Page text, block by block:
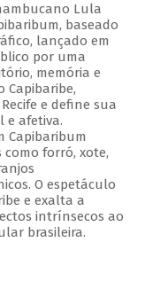
Lula
baseado
lançado em
por uma
memória e
Capibaribe,
e define sua
e afetiva.
Capibaribum
forró, xote,
O espetáculo
e exalta a
intrínsecos ao
brasileira.